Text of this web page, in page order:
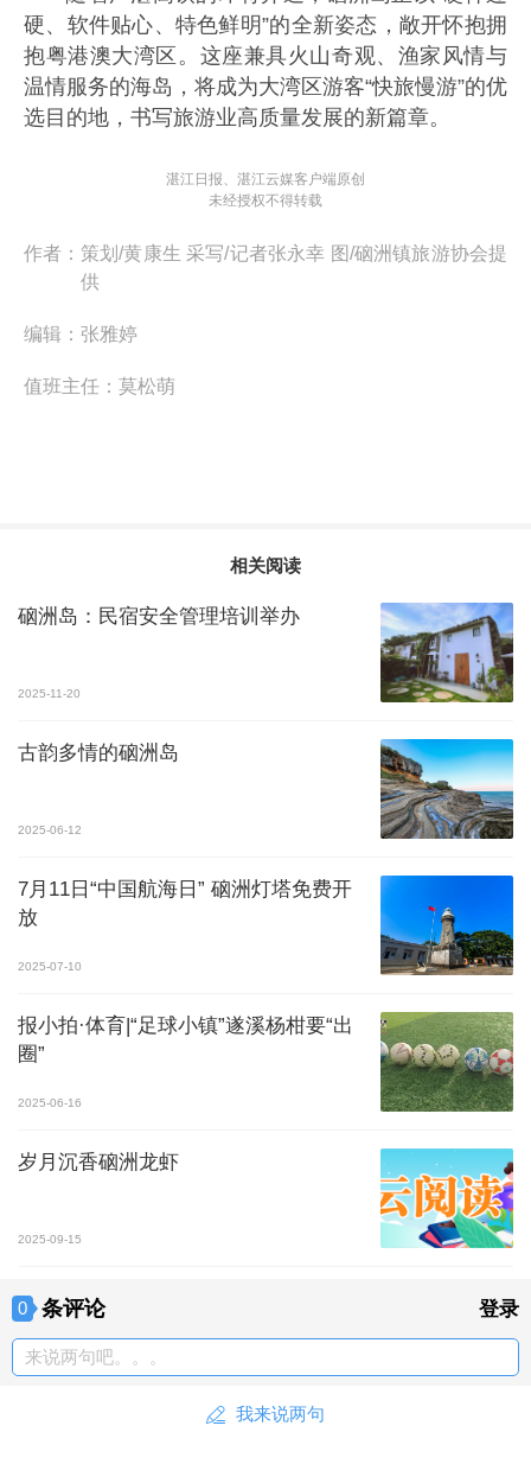
硬、软件贴心、特色鲜明”的全新姿态，敞开怀抱拥
抱粤港澳大湾区。这座兼具火山奇观、渔家风情与
温情服务的海岛，将成为大湾区游客“快旅慢游”的优
选目的地，书写旅游业高质量发展的新篇章。
湛江日报、湛江云媒客户端原创
未经授权不得转载
作者： 策划/黄康生 采写/记者张永幸 图/硇洲镇旅游协会提
供
编辑： 张雅婷
值班主任： 莫松萌
相关阅读
硇洲岛：民宿安全管理培训举办
2025-11-20
古韵多情的硇洲岛
2025-06-12
7月11日“中国航海日” 硇洲灯塔免费开
放
2025-07-10
报小拍·体育|“足球小镇”遂溪杨柑要“出
圈”
2025-06-16
岁月沉香硇洲龙虾
2025-09-15
0 条评论 登录
来说两句吧。。。
我来说两句